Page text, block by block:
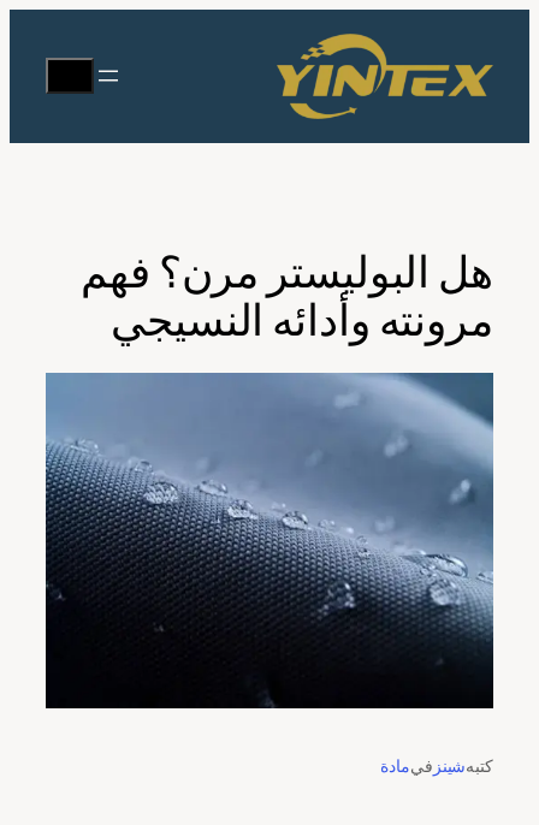
يبحث
هل البوليستر مرن؟ فهم
مرونته وأدائه النسيجي
شينزفيمادة